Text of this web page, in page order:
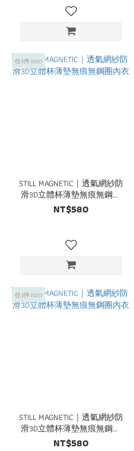
任3件1500
STILL MAGNETIC｜透氣網紗防
滑3D立體杯薄墊無痕無鋼圈
內衣
NT$580
任3件1500
STILL MAGNETIC｜透氣網紗防
滑3D立體杯薄墊無痕無鋼圈
內衣
NT$580